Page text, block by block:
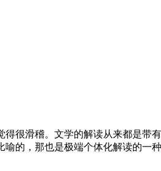
很滑稽。文学的解读从来都是带
的，那也是极端个体化解读的一